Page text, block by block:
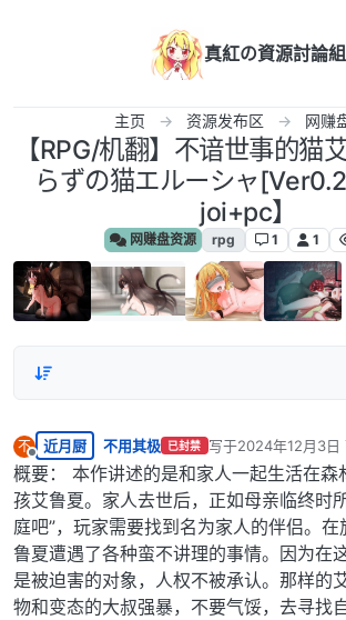
真紅の資源討論組
主页 资源发布区 网赚
【RPG/机翻】不谙世事的猫
らずの猫エルーシャ
joi+pc】
网赚盘资源 rpg 1 1
不
离线
近月厨 不用其极 已封禁 写于2024年12月3日
最后由 编辑
概要： 本作讲述的是和家人一起生活在森
孩艾鲁夏。家人去世后，正如母亲临终时
庭吧”，玩家需要找到名为家人的伴侣。
鲁夏遭遇了各种蛮不讲理的事情。因为在
是被迫害的对象，人权不被承认。那样的
物和变态的大叔强暴，不要气馁，去寻找